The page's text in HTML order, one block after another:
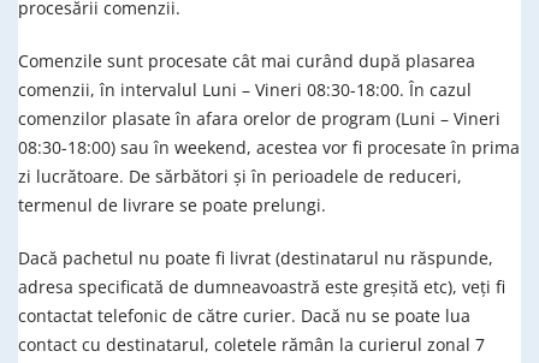
procesării comenzii.
Comenzile sunt procesate cât mai curând după plasarea
comenzii, în intervalul Luni – Vineri 08:30-18:00. În cazul
comenzilor plasate în afara orelor de program (Luni – Vineri
08:30-18:00) sau în weekend, acestea vor fi procesate în prima
zi lucrătoare. De sărbători și în perioadele de reduceri,
termenul de livrare se poate prelungi.
Dacă pachetul nu poate fi livrat (destinatarul nu răspunde,
adresa specificată de dumneavoastră este greșită etc), veți fi
contactat telefonic de către curier. Dacă nu se poate lua
contact cu destinatarul, coletele rămân la curierul zonal 7